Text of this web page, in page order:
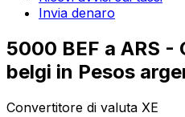
Invia denaro
5000 BEF a ARS
belgi in Pesos
Convertitore di valuta XE